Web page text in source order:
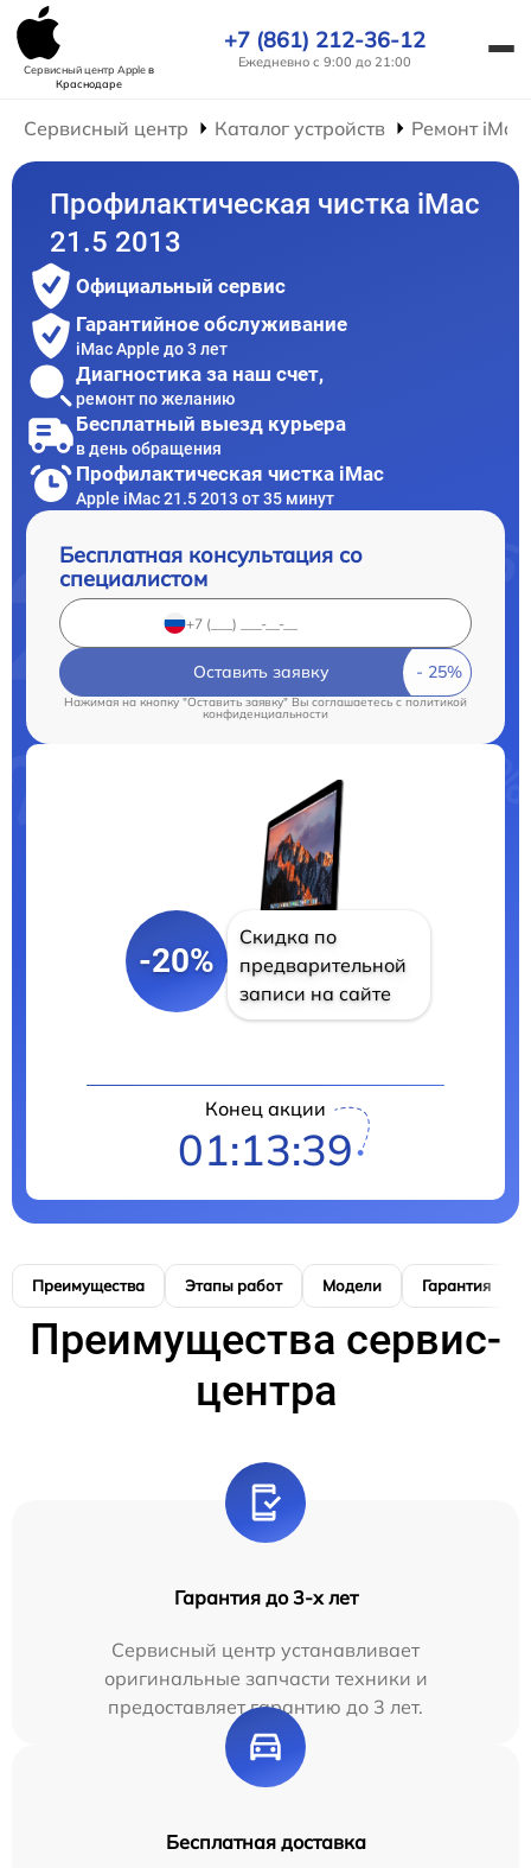
Сервисный центр Appleв
Краснодаре
+7 (861) 212-36-12
Ежедневно с 9:00 до 21:00
Сервисный центр Каталог устройств Ремонт iMac
Профилактическая чистка iMac
21.5 2013
Официальный сервис
Гарантийное обслуживание
iMac Apple до 3 лет
Диагностика за наш счет,
ремонт по желанию
Бесплатный выезд курьера
в день обращения
Профилактическая чистка iMac
Apple iMac 21.5 2013 от 35 минут
Бесплатная консультация со
специалистом
Оставить заявку
Нажимая на кнопку "Оставить заявку" Вы соглашаетесь cполитикой
конфиденциальности
-20%
Скидка по
предварительной
записи на сайте
Конец акции
01:13:38
Преимущества Этапы работ Модели Гарантия
Преимущества сервис-
центра
Гарантия до 3-х лет
Сервисный центр устанавливает
оригинальные запчасти техники и
предоставляет гарантию до 3 лет.
Бесплатная доставка